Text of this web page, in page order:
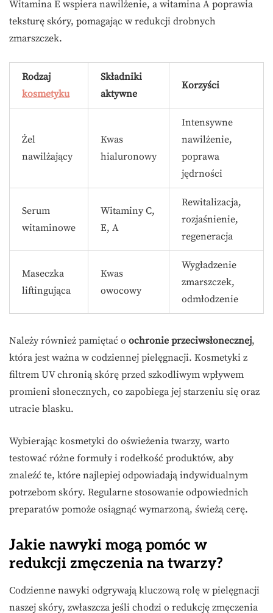
Witamina E wspiera nawilżenie, a witamina A poprawia
teksturę skóry, pomagając w redukcji drobnych
zmarszczek.
Rodzaj
kosmetyku
Składniki
aktywne
Korzyści
Żel
nawilżający
Kwas
hialuronowy
Intensywne
nawilżenie,
poprawa
jędrności
Serum
witaminowe
Witaminy C,
E, A
Rewitalizacja,
rozjaśnienie,
regeneracja
Maseczka
liftingująca
Kwas
owocowy
Wygładzenie
zmarszczek,
odmłodzenie
Należy również pamiętać o ochronie przeciwsłonecznej,
która jest ważna w codziennej pielęgnacji. Kosmetyki z
filtrem UV chronią skórę przed szkodliwym wpływem
promieni słonecznych, co zapobiega jej starzeniu się oraz
utracie blasku.
Wybierając kosmetyki do oświeżenia twarzy, warto
testować różne formuły i rodełkość produktów, aby
znaleźć te, które najlepiej odpowiadają indywidualnym
potrzebom skóry. Regularne stosowanie odpowiednich
preparatów pomoże osiągnąć wymarzoną, świeżą cerę.
Jakie nawyki mogą pomóc w
redukcji zmęczenia na twarzy?
Codzienne nawyki odgrywają kluczową rolę w pielęgnacji
naszej skóry, zwłaszcza jeśli chodzi o redukcję zmęczenia